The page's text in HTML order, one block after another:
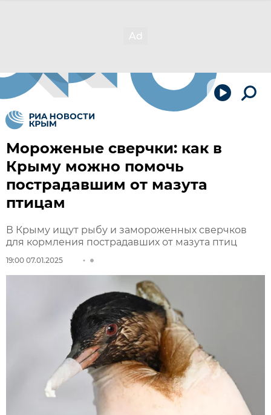
Мороженые сверчки: как в
Крыму можно помочь
пострадавшим от мазута
птицам
В Крыму ищут рыбу и замороженных сверчков
для кормления пострадавших от мазута птиц
19:00 07.01.2025